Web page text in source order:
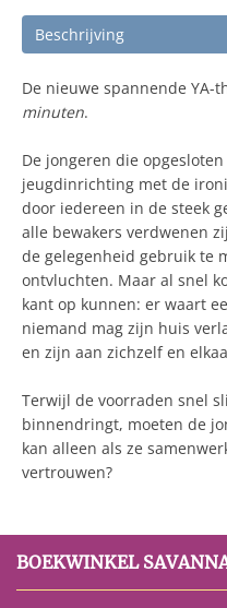
Beschrijving
De nieuwe spannende
minuten.
De jongeren die
jeugdinrichting met de
door iedereen in de steek
alle bewakers verdwenen
de gelegenheid gebruik te
ontvluchten. Maar al snel
kant op kunnen: er waart
niemand mag zijn huis
en zijn aan zichzelf en
Terwijl de voorraden snel
binnendringt, moeten de
kan alleen als ze
vertrouwen?
BOEKWINKEL